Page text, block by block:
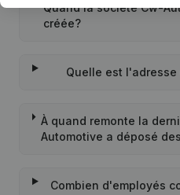
Quand la société Cw-
créée?
Quelle est
À quand remonte la
Automotive a déposé
Combien d'employés